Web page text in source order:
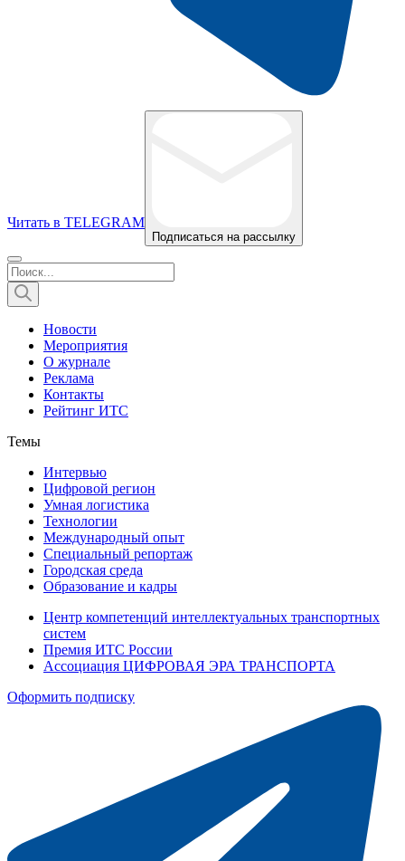
Читать в TELEGRAM
Подписаться на рассылку
Новости
Мероприятия
О журнале
Реклама
Контакты
Рейтинг ИТС
Темы
Интервью
Цифровой регион
Умная логистика
Технологии
Международный опыт
Специальный репортаж
Городская среда
Образование и кадры
Центр компетенций интеллектуальных транспортных
систем
Премия ИТС России
Ассоциация ЦИФРОВАЯ ЭРА ТРАНСПОРТА
Оформить подписку